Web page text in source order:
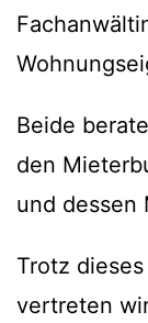
Beide
den
und dessen
Trotz
vertreten